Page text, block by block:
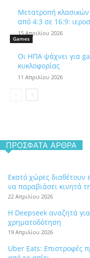
Μετατροπή
από 4:3 σε 16:9:
15 Απριλίου 2026
Games
Οι ΗΠΑ ψάχνει για
κυκλοφορίας
11 Απριλίου 2026
ΠΡΌΣΦΑΤΑ ΆΡΘΡΑ
Εκατό χώρες διαθέτουν
να παραβιάσει κινητά
22 Απριλίου 2026
Η Deepseek αναζητά
χρηματοδότηση
19 Απριλίου 2026
Uber Eats: Επιστροφές